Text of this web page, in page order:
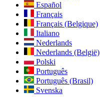
Español
Français
Français (Belgique)
Italiano
Nederlands
Nederlands (België)
Polski
Português
Português (Brasil)
Svenska